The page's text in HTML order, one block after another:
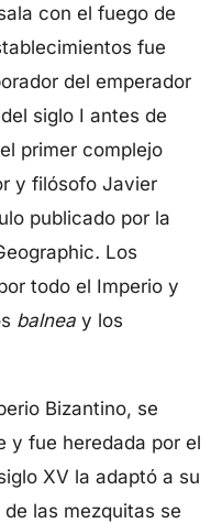
con el fuego de
fue
del emperador
siglo I antes de
primer complejo
y filósofo Javier
publicado por la
. Los
todo el Imperio y
balnea y los
Bizantino, se
y fue heredada por el
XV la adaptó a su
las mezquitas se